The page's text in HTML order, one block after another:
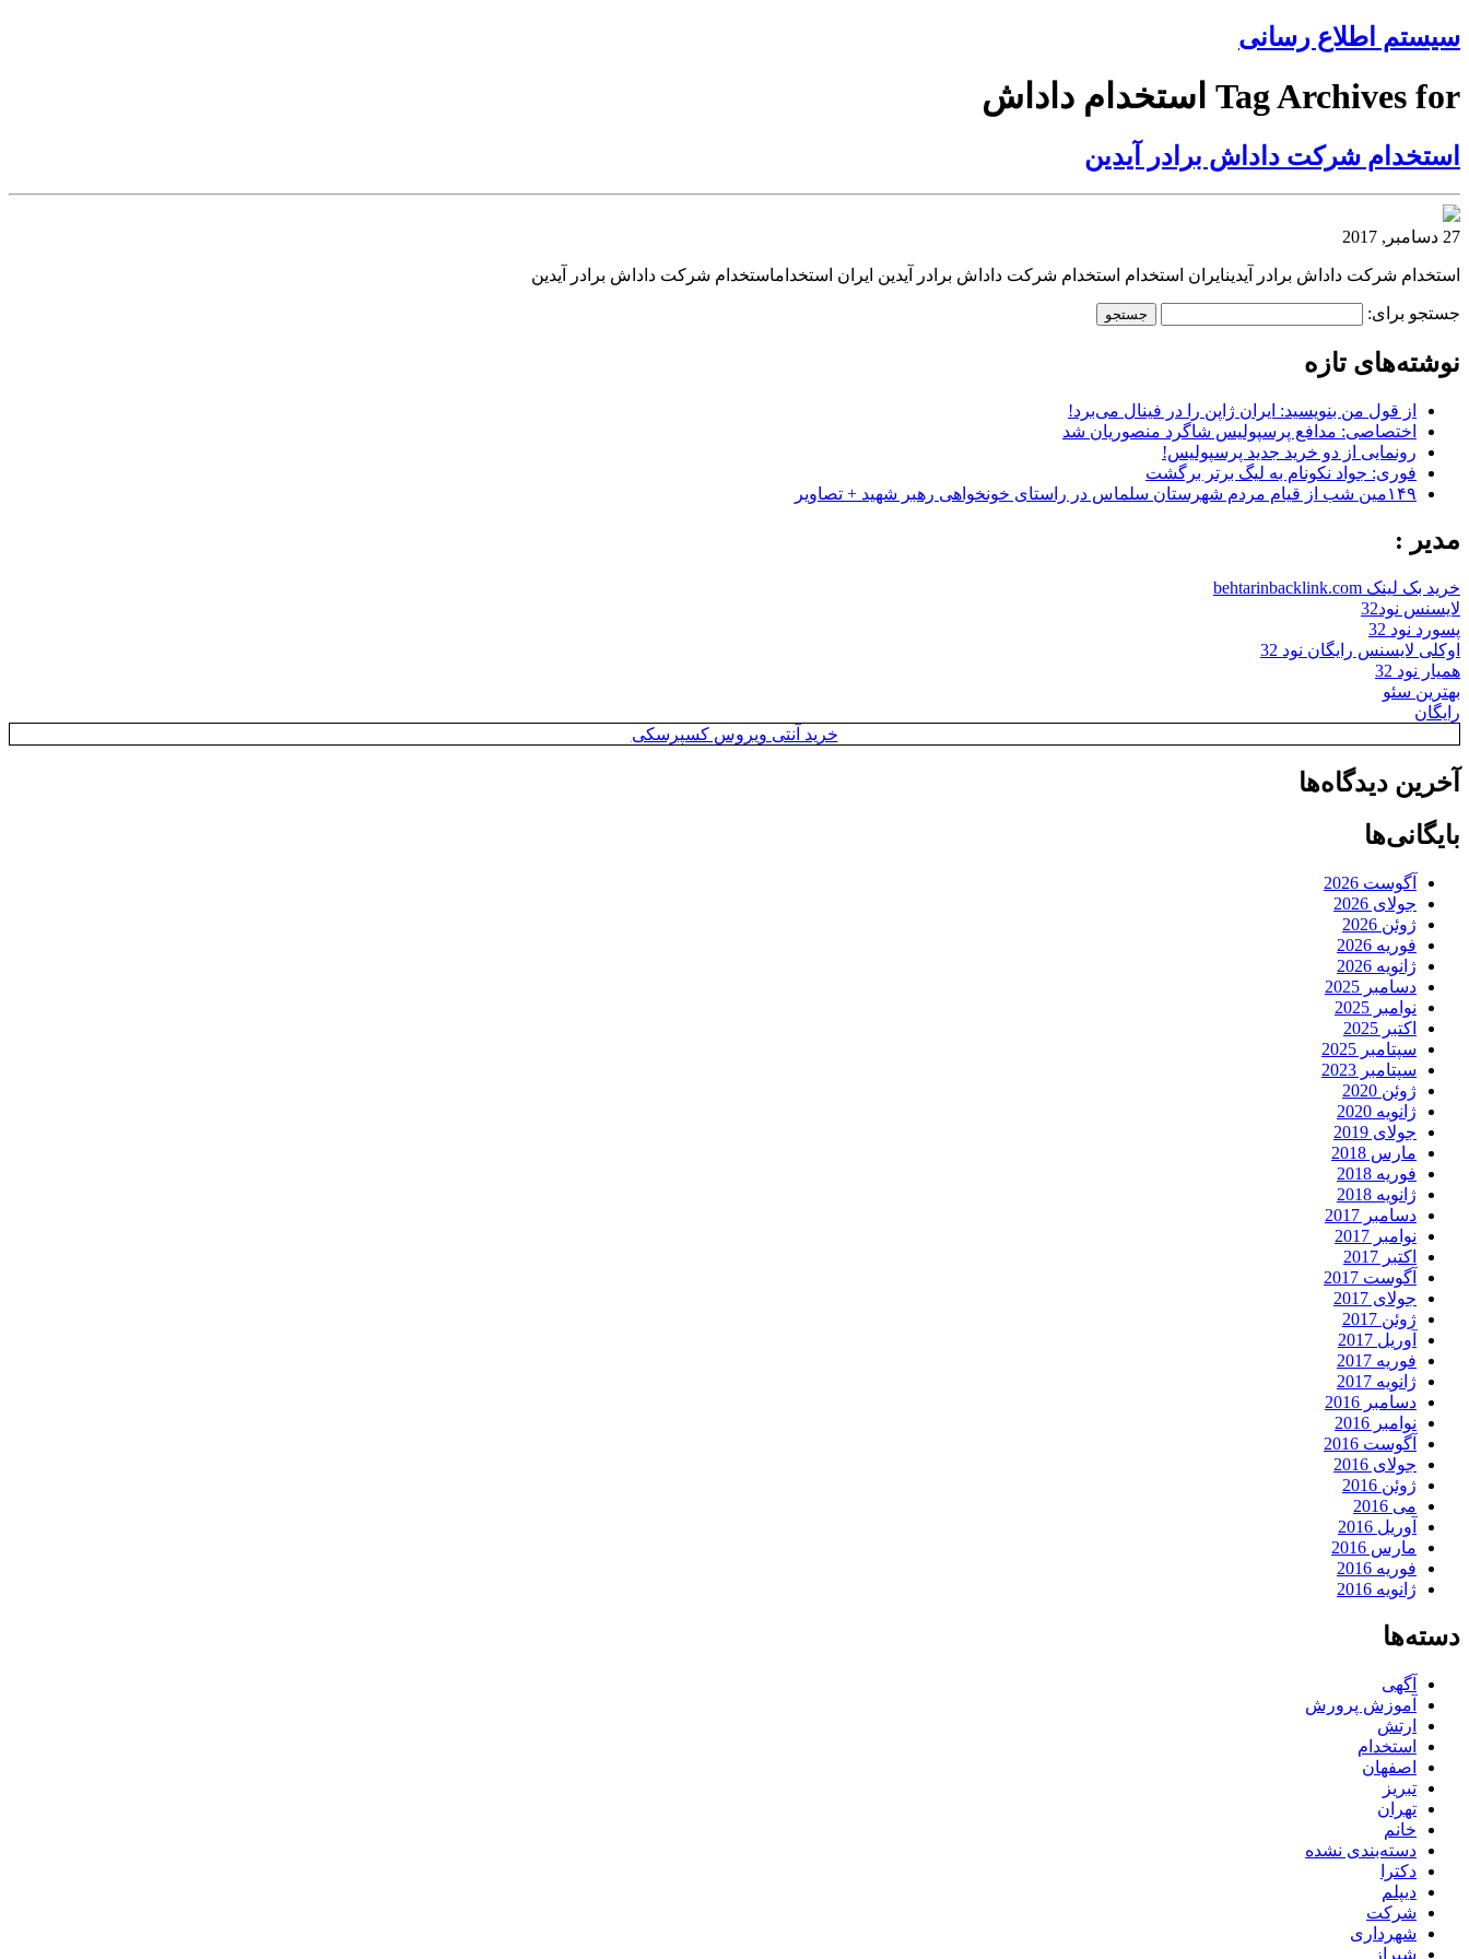
سیستم اطلاع رسانی
Tag Archives for استخدام داداش
استخدام شرکت داداش برادر آیدین
27 دسامبر, 2017
استخدام شرکت داداش برادر آیدینایران استخدام استخدام شرکت داداش برادر آیدین ایران استخداماستخدام شرکت داداش برادر آیدین
جستجو برای:
نوشته‌های تازه
از قول من بنویسید: ایران ژاپن را در فینال می‌برد!
اختصاصی: مدافع پرسپولیس شاگرد منصوریان شد
رونمایی از دو خرید جدید پرسپولیس!
فوری: جواد نکونام به لیگ برتر برگشت
۱۴۹مین شب از قیام مردم شهرستان سلماس در راستای خونخواهی رهبر شهید + تصاویر
مدیر :
خرید بک لینک behtarinbacklink.com
لایسنس نود32
پسورد نود 32
اوکلی لایسنس رایگان نود 32
همیار نود 32
بهترین سئو
رایگان
خرید آنتی ویروس کسپرسکی
آخرین دیدگاه‌ها
بایگانی‌ها
آگوست 2026
جولای 2026
ژوئن 2026
فوریه 2026
ژانویه 2026
دسامبر 2025
نوامبر 2025
اکتبر 2025
سپتامبر 2025
سپتامبر 2023
ژوئن 2020
ژانویه 2020
جولای 2019
مارس 2018
فوریه 2018
ژانویه 2018
دسامبر 2017
نوامبر 2017
اکتبر 2017
آگوست 2017
جولای 2017
ژوئن 2017
آوریل 2017
فوریه 2017
ژانویه 2017
دسامبر 2016
نوامبر 2016
آگوست 2016
جولای 2016
ژوئن 2016
می 2016
آوریل 2016
مارس 2016
فوریه 2016
ژانویه 2016
دسته‌ها
آگهی
آموزش پرورش
ارتش
استخدام
اصفهان
تبریز
تهران
خانم
دسته‌بندی نشده
دکترا
دیپلم
شرکت
شهرداری
شیراز